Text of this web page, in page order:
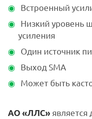
Встроенный
Низкий уровень
усиления
Один источник
Выход SMA
Может быть
АО «ЛЛС»